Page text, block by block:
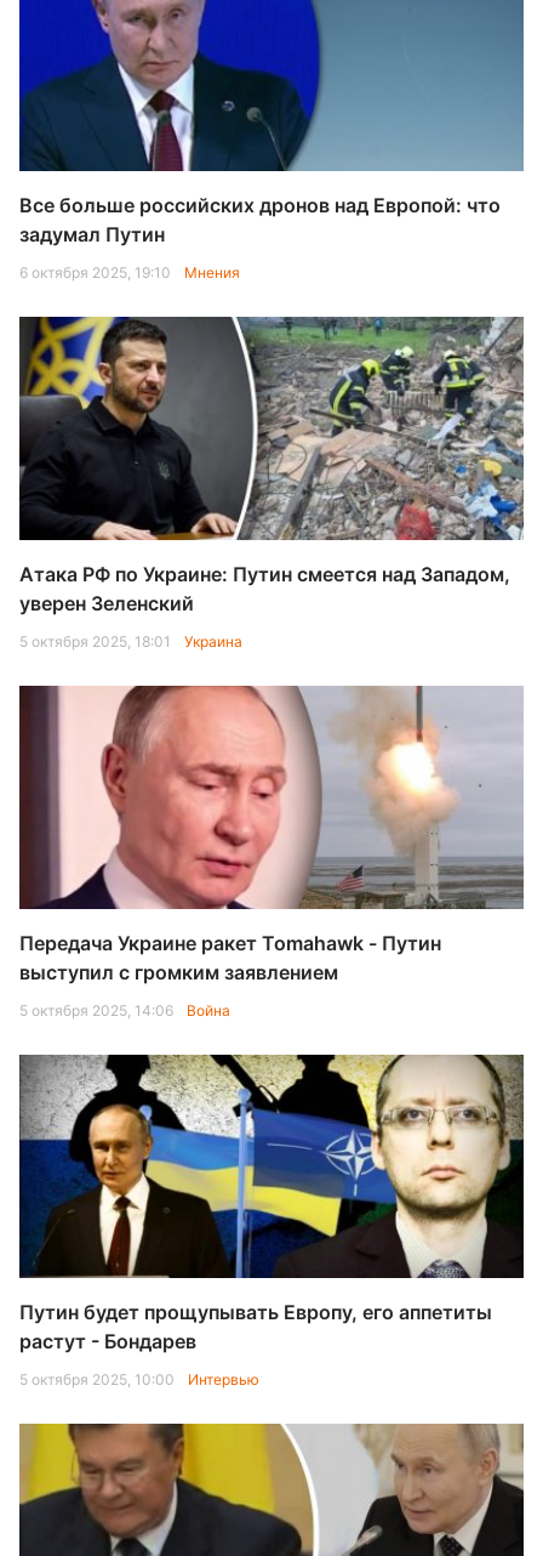
Все больше российских дронов над Европой: что
задумал Путин
6 октября 2025, 19:10 Мнения
Атака РФ по Украине: Путин смеется над Западом,
уверен Зеленский
5 октября 2025, 18:01 Украина
Передача Украине ракет Tomahawk - Путин
выступил с громким заявлением
5 октября 2025, 14:06 Война
Путин будет прощупывать Европу, его аппетиты
растут - Бондарев
5 октября 2025, 10:00 Интервью